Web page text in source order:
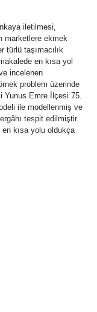
iletilmesi,
marketlere ekmek
türlü taşımacılık
en kısa yol
incelenen
problem üzerinde
Yunus Emre İlçesi 75.
ile modellenmiş ve
tespit edilmiştir.
en kısa yolu oldukça